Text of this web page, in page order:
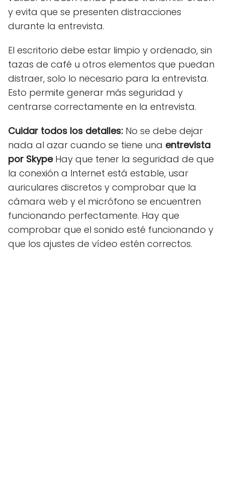
y evita que se presenten distracciones
durante la entrevista.
El escritorio debe estar limpio y ordenado, sin
tazas de café u otros elementos que puedan
distraer, solo lo necesario para la entrevista.
Esto permite generar más seguridad y
centrarse correctamente en la entrevista.
Cuidar todos los detalles: No se debe dejar
nada al azar cuando se tiene una entrevista
por SkypeHay que tener la seguridad de que
la conexión a Internet está estable, usar
auriculares discretos y comprobar que la
cámara web y el micrófono se encuentren
funcionando perfectamente. Hay que
comprobar que el sonido esté funcionando y
que los ajustes de vídeo estén correctos.